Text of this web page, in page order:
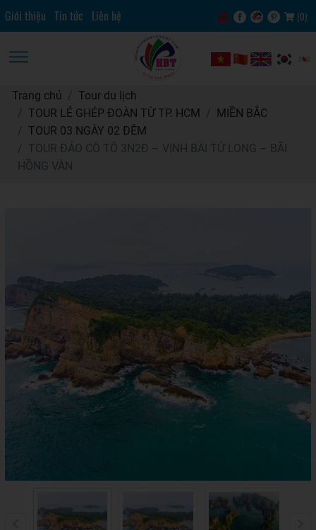
Giới thiệu Tin tức Liên hệ (0)
Trang chủ
Tour du lịch
TOUR LẺ GHÉP ĐOÀN TỪ TP. HCM
MIỀN BẮC
TOUR 03 NGÀY 02 ĐÊM
TOUR ĐẢO CÔ TÔ 3N2Đ – VỊNH BÁI TỬ LONG – BÃI
HỒNG VÀN